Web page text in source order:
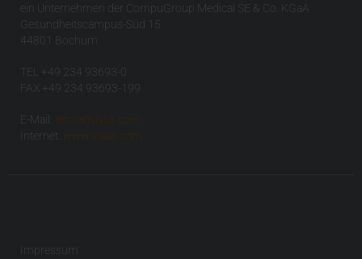
ein Unternehmen der CompuGroup Medical SE & Co. KGaA
Gesundheitscampus-Süd 15
44801 Bochum
TEL +49 234 93693-0
FAX +49 234 93693-199
E-Mail:
info(at)visus.com
Internet:
www.visus.com
Impressum